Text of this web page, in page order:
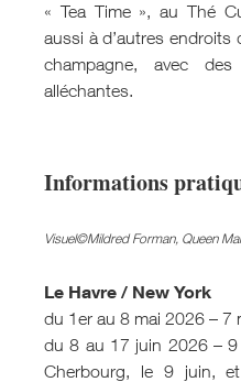
« Tea Time », au Thé
aussi à d’autres endroits
champagne, avec
alléchantes.
Informations
Visuel©Mildred Forman, Queen
Le Havre / New York
du 1er au 8 mai 2026 – 7
du 8 au 17 juin 2026 – 9
Cherbourg, le 9 juin,